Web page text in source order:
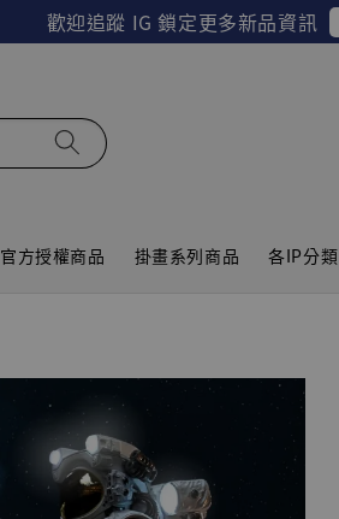
歡迎追蹤 IG 鎖定更多新品資訊
官方授權商品 掛畫系列商品 各IP分類